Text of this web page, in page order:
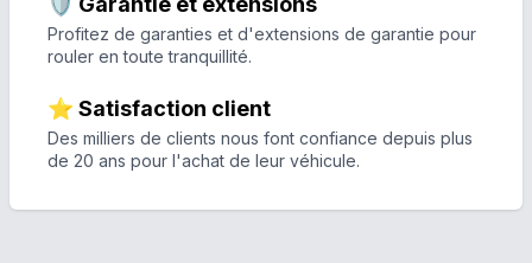
Profitez de garanties et d'extensions de garantie pour
rouler en toute tranquillité.
⭐ Satisfaction client
Des milliers de clients nous font confiance depuis plus
de 20 ans pour l'achat de leur véhicule.